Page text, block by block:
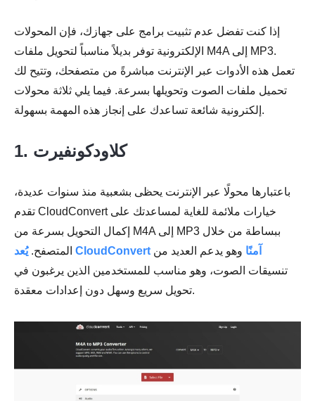
إذا كنت تفضل عدم تثبيت برامج على جهازك، فإن المحولات
الإلكترونية توفر بديلاً مناسباً لتحويل ملفات M4A إلى MP3.
تعمل هذه الأدوات عبر الإنترنت مباشرةً من متصفحك، وتتيح لك
تحميل ملفات الصوت وتحويلها بسرعة. فيما يلي ثلاثة محولات
إلكترونية شائعة تساعدك على إنجاز هذه المهمة بسهولة.
1. كلاودكونفيرت
باعتبارها محولًا عبر الإنترنت يحظى بشعبية منذ سنوات عديدة،
تقدم CloudConvert خيارات ملائمة للغاية لمساعدتك على
إكمال التحويل بسرعة من M4A إلى MP3 ببساطة من خلال
المتصفح.
يُعد CloudConvert آمنًا وهو يدعم العديد من
تنسيقات الصوت، وهو مناسب للمستخدمين الذين يرغبون في
تحويل سريع وسهل دون إعدادات معقدة.